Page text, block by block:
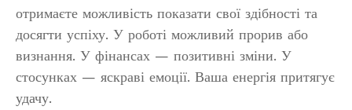
отримаєте можливість показати свої здібності та
досягти успіху. У роботі можливий прорив або
визнання. У фінансах — позитивні зміни. У
стосунках — яскраві емоції. Ваша енергія притягує
удачу.